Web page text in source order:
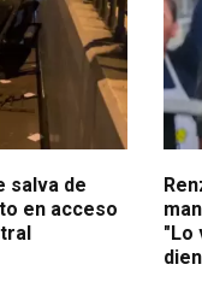
salva de
en acceso
"Lo